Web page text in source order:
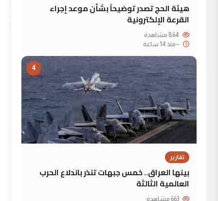
هيئة الحج تصدر توضيحاً بشأن موعد إجراء
القرعة الإلكترونية
--منذ 14 ساعة
4
تقارير
بينها العراق.. خمس جبهات تنذر باندلاع الحرب
العالمية الثالثة